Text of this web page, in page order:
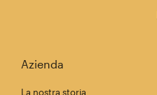
Azienda
La nostra storia